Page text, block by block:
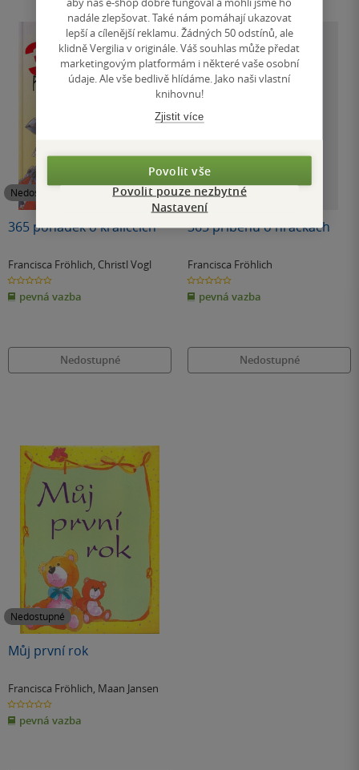
Nedostupné
365 pohádek o králíčcích
Francisca Fröhlich, Christl Vogl
0.0
z
5
hvězdiček
pevná vazba
Nedostupné
Nedostupné
365 příběhů o hračkách
Francisca Fröhlich
0.0
z
5
hvězdiček
pevná vazba
Nedostupné
Nedostupné
Můj první rok
Francisca Fröhlich, Maan Jansen
0.0
z
5
hvězdiček
pevná vazba
nadále zlepšovat. Také nám pomáhají ukazovat
lepší a cílenější reklamu. Žádných 50 odstínů, ale
klidně Vergilia v originále. Váš souhlas může předat
marketingovým platformám i některé vaše osobní
údaje. Ale vše bedlivě hlídáme. Jako naši vlastní
knihovnu!
Zjistit více
Povolit vše
Povolit pouze nezbytné
Nastavení